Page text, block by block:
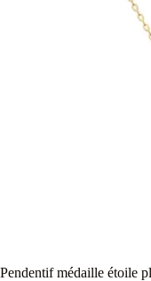
Pendentif médaille étoile